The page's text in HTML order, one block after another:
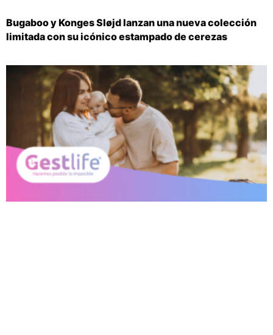
Bugaboo y Konges Sløjd lanzan una nueva colección
limitada con su icónico estampado de cerezas